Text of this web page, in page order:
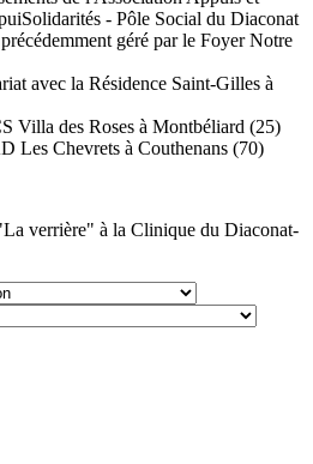
- Pôle Social du Diaconat
géré par le Foyer Notre
avec la Résidence Saint-Gilles à
Villa des Roses à Montbéliard (25)
Les Chevrets à Couthenans (70)
verrière" à la Clinique du Diaconat-